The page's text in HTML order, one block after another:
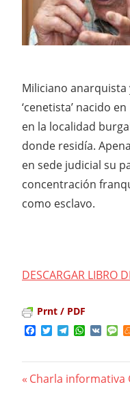
Miliciano
‘cenetista’ nacido
en la localidad
donde residía.
en sede judicial su
concentración
como esclavo.
DESCARGAR LIBRO
Prnt / PDF
Facebook
TwitterTelegram
VK
Previous
Charla informativa